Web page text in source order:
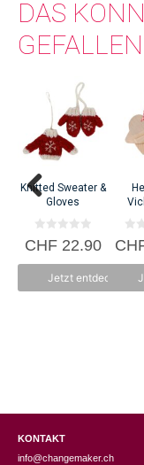
DAS
GEFALLEN
Knitted Sweater &
Gloves
0
v
CHF22.90
Jetzt entdecken
0
v
KONTAKT
info@changemaker.ch